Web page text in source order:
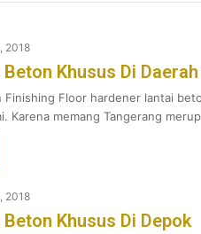
2018
Khusus Di
Finishing Floor hardener lantai
Karena memang Tangerang
2018
Khusus Di Depok